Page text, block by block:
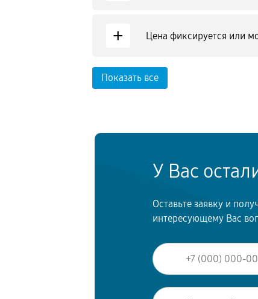
+ Цена фиксируется или
Показать все
У Вас
Оставьте заявку и
интересующему Вас